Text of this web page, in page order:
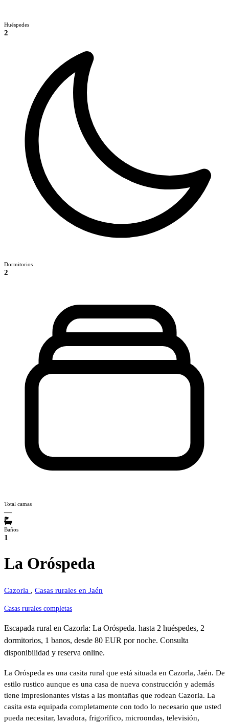
Huéspedes
2
Dormitorios
2
Total camas
—
Baños
1
La Oróspeda
Cazorla , Casas rurales en Jaén
Casas rurales completas
Escapada rural en Cazorla: La Oróspeda. hasta 2 huéspedes, 2
dormitorios, 1 banos, desde 80 EUR por noche. Consulta
disponibilidad y reserva online.
La Oróspeda es una casita rural que está situada en Cazorla, Jaén. De
estilo rustico aunque es una casa de nueva construcción y además
tiene impresionantes vistas a las montañas que rodean Cazorla. La
casita esta equipada completamente con todo lo necesario que usted
pueda necesitar, lavadora, frigorífico, microondas, televisión,